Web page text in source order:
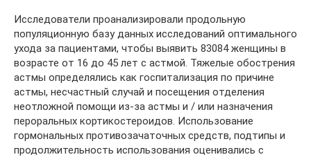
Исследователи проанализировали продольную
популяционную базу данных исследований оптимального
ухода за пациентами, чтобы выявить 83084 женщины в
возрасте от 16 до 45 лет с астмой. Тяжелые обострения
астмы определялись как госпитализация по причине
астмы, несчастный случай и посещения отделения
неотложной помощи из-за астмы и / или назначения
пероральных кортикостероидов. Использование
гормональных противозачаточных средств, подтипы и
продолжительность использования оценивались с